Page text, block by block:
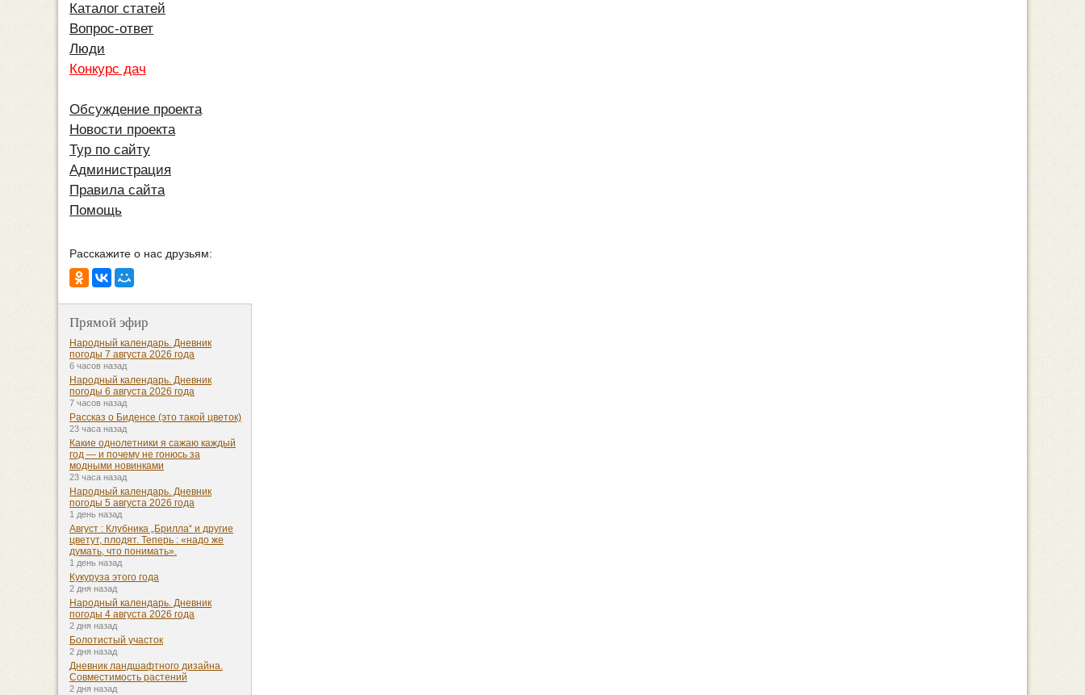
Каталог статей
Вопрос-ответ
Люди
Конкурс дач
Обсуждение проекта
Новости проекта
Тур по сайту
Администрация
Правила сайта
Помощь
Расскажите о нас друзьям:
Прямой эфир
Народный календарь. Дневник
погоды 7 августа 2026 года
6 часов назад
Народный календарь. Дневник
погоды 6 августа 2026 года
7 часов назад
Рассказ о Биденсе (это такой цветок)
23 часа назад
Какие однолетники я сажаю каждый
год — и почему не гонюсь за
модными новинками
23 часа назад
Народный календарь. Дневник
погоды 5 августа 2026 года
1 день назад
Август : Клубника „Брилла“ и другие
цветут, плодят. Теперь : «надо же
думать, что понимать».
1 день назад
Кукуруза этого года
2 дня назад
Народный календарь. Дневник
погоды 4 августа 2026 года
2 дня назад
Болотистый участок
2 дня назад
Дневник ландшафтного дизайна.
Совместимость растений
2 дня назад